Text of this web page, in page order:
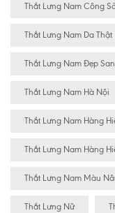
Thắt Lưng Nam Công
Thắt Lưng Nam Da Thật
Thắt Lưng Nam Đẹp
Thắt Lưng Nam Hà Nội
Thắt Lưng Nam Hàng
Thắt Lưng Nam Hàng
Thắt Lưng Nam Màu
Thắt Lưng Nữ